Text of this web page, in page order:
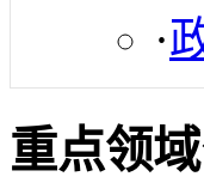
·
重点领